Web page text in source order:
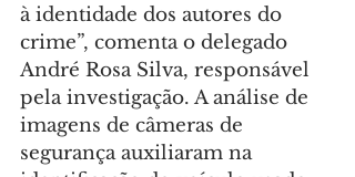
à identidade dos autores do
crime”, comenta o delegado
André Rosa Silva, responsável
pela investigação. A análise de
imagens de câmeras de
segurança auxiliaram na